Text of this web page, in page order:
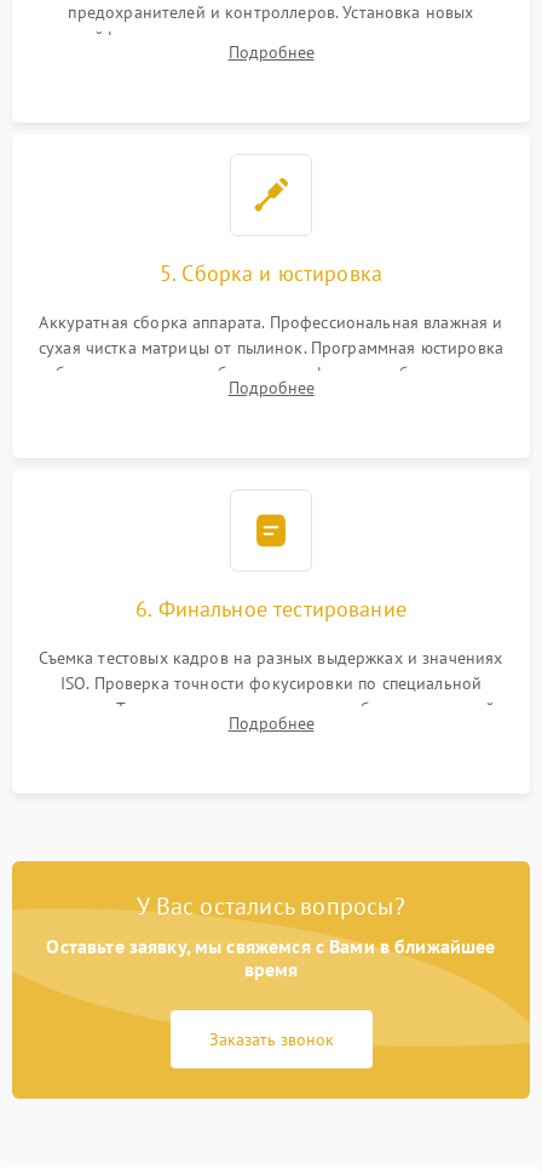
предохранителей и контроллеров. Установка новых
шлейфов, дисплея, механизма затвора или двигателя
автофокуса. Восстановление геометрии тубуса объектива
Подробнее
5. Сборка и юстировка
Аккуратная сборка аппарата. Профессиональная влажная и
сухая чистка матрицы от пылинок. Программная юстировка
рабочего отрезка, калибровка автофокуса, стабилизатора и
экспозамера с помощью сервисного ПО.
Подробнее
6. Финальное тестирование
Съемка тестовых кадров на разных выдержках и значениях
ISO. Проверка точности фокусировки по специальной
мишени. Тест записи на карту памяти, работы встроенной
вспышки, микрофона и всех кнопок управления.
Подробнее
У Вас остались вопросы?
Оставьте заявку, мы свяжемся с Вами в ближайшее
время
Заказать звонок